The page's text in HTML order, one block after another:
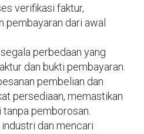
verifikasi faktur,
pembayaran dari awal
perbedaan yang
dan bukti pembayaran.
pembelian dan
persediaan, memastikan
pemborosan.
dan mencari